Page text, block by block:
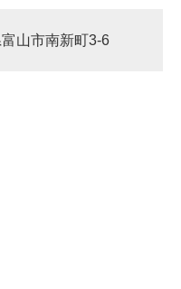
山市南新町3-6